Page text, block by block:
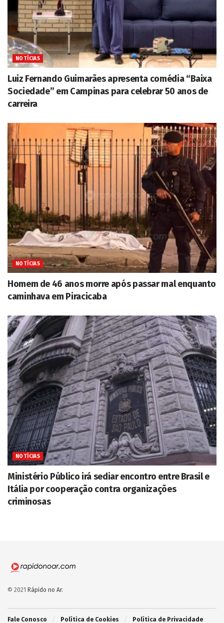
NOTÍCIAS
Luiz Fernando Guimarães apresenta comédia “Baixa
Sociedade” em Campinas para celebrar 50 anos de
carreira
NOTÍCIAS
Homem de 46 anos morre após passar mal enquanto
caminhava em Piracicaba
NOTÍCIAS
Ministério Público irá sediar encontro entre Brasil e
Itália por cooperação contra organizações
criminosas
© 2021 Rápido no Ar.
Fale Conosco Política de Cookies Política de Privacidade